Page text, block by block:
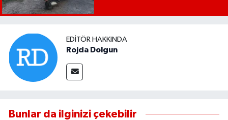
EDITÖR HAKKINDA
Rojda Dolgun
Bunlar da ilginizi çekebilir